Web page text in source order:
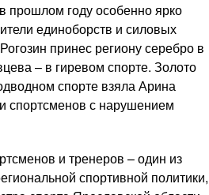
прошлом году особенно ярко
единоборств и силовых
принес региону серебро в
– в гиревом спорте. Золото
спорте взяла Арина
спортсменов с нарушением
и тренеров – один из
спортивной политики,